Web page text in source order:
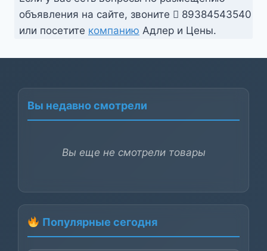
объявления на сайте, звоните
89384543540
или посетите компанию Адлер и Цены.
Вы недавно смотрели
Вы еще не смотрели товары
Популярные сегодня